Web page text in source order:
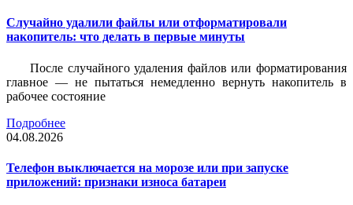
Случайно удалили файлы или отформатировали
накопитель: что делать в первые минуты
После случайного удаления файлов или форматирования
главное — не пытаться немедленно вернуть накопитель в
рабочее состояние
Подробнее
04.08.2026
Телефон выключается на морозе или при запуске
приложений: признаки износа батареи